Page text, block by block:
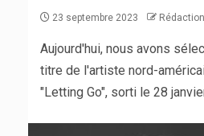
23 septembre 2023
Aujourd'hui, nous avons
titre de l'artiste nord-
"Letting Go", sorti le 28